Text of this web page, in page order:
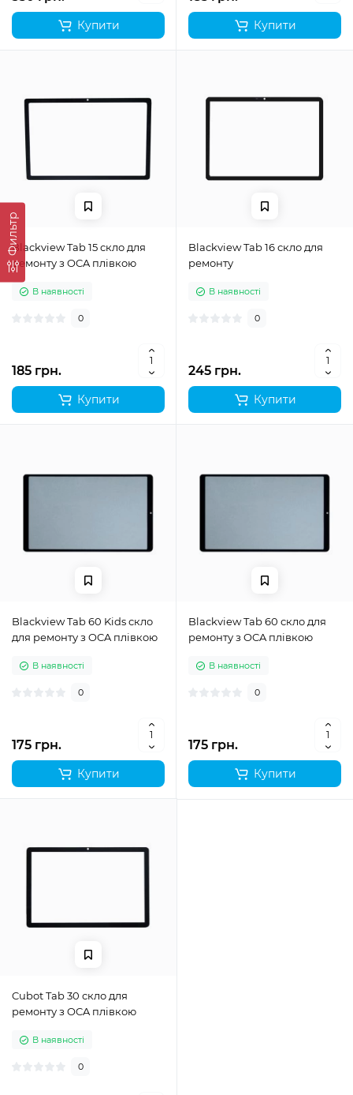
Фильтр
Купити Купити
Blackview Tab 15 скло для
ремонту з OCA плівкою
В наявності
0
185 грн.
Купити
Blackview Tab 16 скло для
ремонту
В наявності
0
245 грн.
Купити
Blackview Tab 60 Kids скло
для ремонту з OCA плівкою
В наявності
0
175 грн.
Купити
Blackview Tab 60 скло для
ремонту з OCA плівкою
В наявності
0
175 грн.
Купити
Cubot Tab 30 скло для
ремонту з OCA плівкою
В наявності
0